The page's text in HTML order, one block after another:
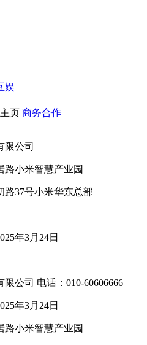
娱
页 商务合作
限公司
路小米智慧产业园
路37号小米华东总部
年3月24日
公司 电话：010-60606666
年3月24日
路小米智慧产业园